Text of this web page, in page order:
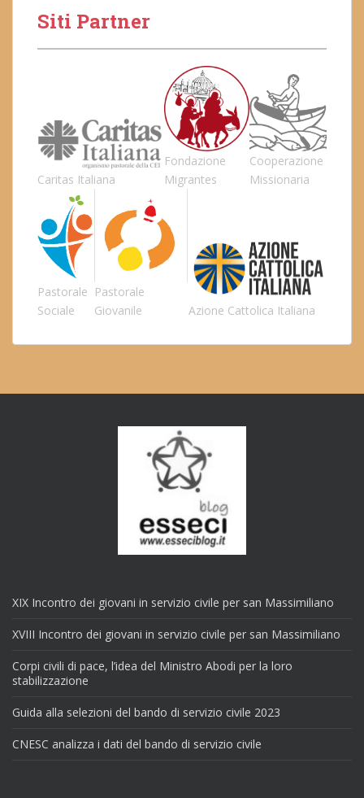
Siti Partner
Caritas Italiana
Fondazione
Migrantes
Cooperazione
Missionaria
Pastorale
Sociale
Pastorale
Giovanile
Azione Cattolica Italiana
XIX Incontro dei giovani in servizio civile per san Massimiliano
XVIII Incontro dei giovani in servizio civile per san Massimiliano
Corpi civili di pace, l’idea del Ministro Abodi per la loro
stabilizzazione
Guida alla selezioni del bando di servizio civile 2023
CNESC analizza i dati del bando di servizio civile